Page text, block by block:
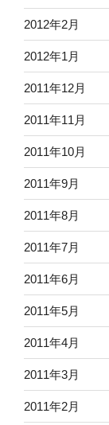
2012年2月
2012年1月
2011年12月
2011年11月
2011年10月
2011年9月
2011年8月
2011年7月
2011年6月
2011年5月
2011年4月
2011年3月
2011年2月